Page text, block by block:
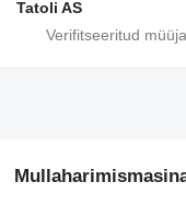
Tatoli AS